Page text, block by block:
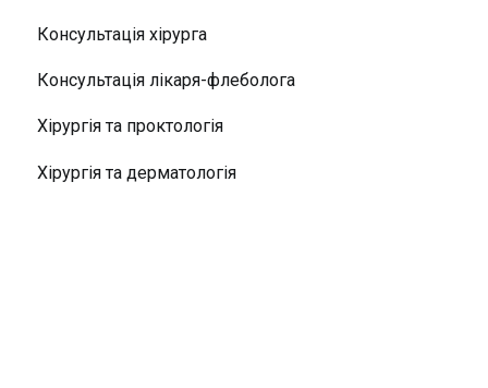
Консультація хірурга
Консультація лікаря-флеболога
Хірургія та проктологія
Хірургія та дерматологія